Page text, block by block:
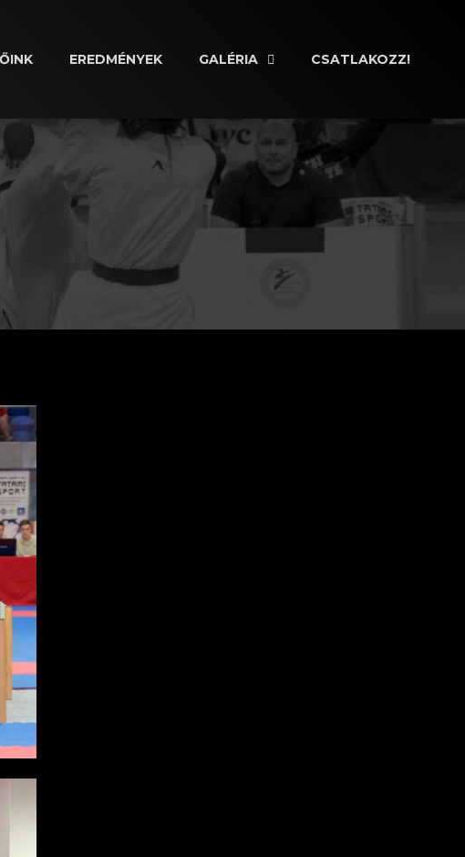
EREDMÉNYEK GALÉRIA CSATLAKOZZ!